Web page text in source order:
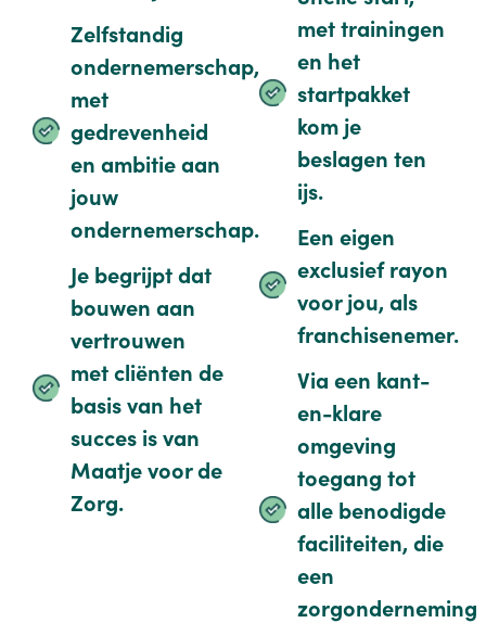
Zelfstandig
ondernemerschap,
met
gedrevenheid
en ambitie aan
jouw
ondernemerschap.
Je begrijpt dat
bouwen aan
vertrouwen
met cliënten de
basis van het
succes is van
Maatje voor de
Zorg.
met trainingen
en het
startpakket
kom je
beslagen ten
ijs.
Een eigen
exclusief rayon
voor jou, als
franchisenemer.
Via een kant-
en-klare
omgeving
toegang tot
alle benodigde
faciliteiten, die
een
zorgonderneming